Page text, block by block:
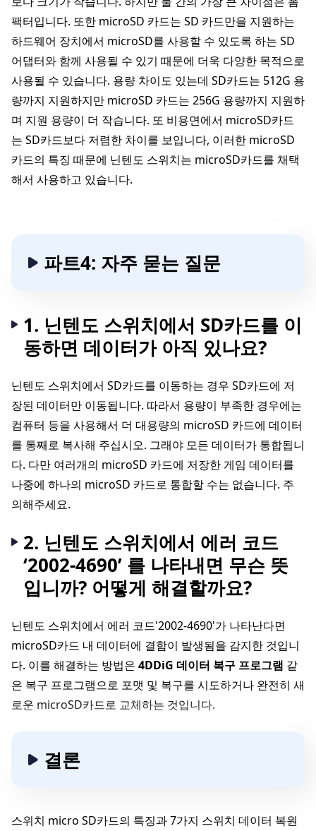
팩터입니다. 또한 microSD 카드는 SD 카드만을 지원하는
하드웨어 장치에서 microSD를 사용할 수 있도록 하는 SD
어댑터와 함께 사용될 수 있기 때문에 더욱 다양한 목적으로
사용될 수 있습니다. 용량 차이도 있는데 SD카드는 512G 용
량까지 지원하지만 microSD 카드는 256G 용량까지 지원하
며 지원 용량이 더 작습니다. 또 비용면에서 microSD카드
는 SD카드보다 저렴한 차이를 보입니다, 이러한 microSD
카드의 특징 때문에 닌텐도 스위치는 microSD카드를 채택
해서 사용하고 있습니다.
파트4: 자주 묻는 질문
1. 닌텐도 스위치에서 SD카드를 이
동하면 데이터가 아직 있나요?
닌텐도 스위치에서 SD카드를 이동하는 경우 SD카드에 저
장된 데이터만 이동됩니다. 따라서 용량이 부족한 경우에는
컴퓨터 등을 사용해서 더 대용량의 microSD 카드에 데이터
를 통째로 복사해 주십시오. 그래야 모든 데이터가 통합됩니
다. 다만 여러개의 microSD 카드에 저장한 게임 데이터를
나중에 하나의 microSD 카드로 통합할 수는 없습니다. 주
의해주세요.
2. 닌텐도 스위치에서 에러 코드
‘2002-4690’ 를 나타내면 무슨 뜻
입니까? 어떻게 해결할까요?
닌텐도 스위치에서 에러 코드'2002-4690'가 나타난다면
microSD카드 내 데이터에 결함이 발생됨을 감지한 것입니
다. 이를 해결하는 방법은 4DDiG 데이터 복구 프로그램 같
은 복구 프로그램으로 포맷 및 복구를 시도하거나 완전히 새
로운 microSD카드로 교체하는 것입니다.
결론
스위치 micro SD카드의 특징과 7가지 스위치 데이터 복원